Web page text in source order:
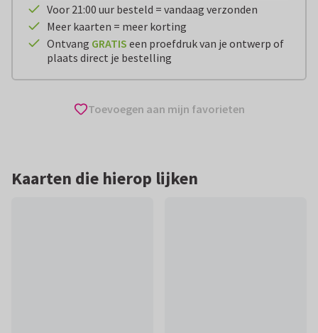
Voor 21:00 uur besteld = vandaag verzonden
Meer kaarten = meer korting
Ontvang GRATIS een proefdruk van je ontwerp of
plaats direct je bestelling
Toevoegen aan mijn favorieten
Kaarten die hierop lijken